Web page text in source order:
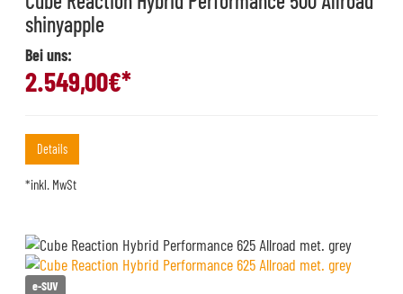
shinyapple
Bei uns:
2.549,00€*
Details
*inkl. MwSt
e-SUV